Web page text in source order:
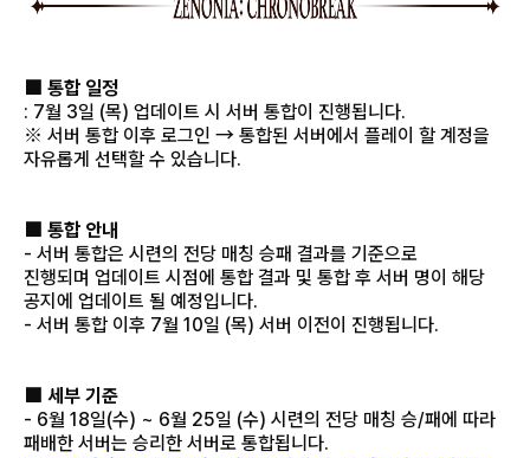
■ 통합 일정
: 7월 3일 (목) 업데이트 시 서버 통합이 진행됩니다.
※ 서버 통합 이후 로그인 → 통합된 서버에서 플레이 할 계정을
자유롭게 선택할 수 있습니다.
■ 통합 안내
- 서버 통합은 시련의 전당 매칭 승패 결과를 기준으로
진행되며 업데이트 시점에 통합 결과 및 통합 후 서버 명이 해당
공지에 업데이트 될 예정입니다.
- 서버 통합 이후 7월 10일 (목) 서버 이전이 진행됩니다.
■ 세부 기준
- 6월 18일(수) ~ 6월 25일 (수) 시련의 전당 매칭 승/패에 따라
패배한 서버는 승리한 서버로 통합됩니다.